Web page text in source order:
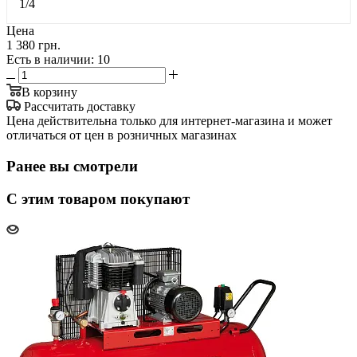
1/4
Цена
1 380 грн.
Есть в наличии: 10
В корзину
Рассчитать доставку
Цена действительна только для интернет-магазина и может
отличаться от цен в розничных магазинах
Ранее вы смотрели
С этим товаром покупают